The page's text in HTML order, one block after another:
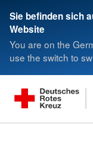
Sie befinden sich
Website
You are on the
use the switch to